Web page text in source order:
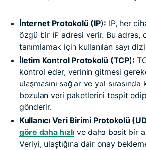
İnternet Protokolü (IP): IP, her
özgü bir IP adresi verir. Bu adres,
tanımlamak için kullanılan sayı
İletim Kontrol Protokolü (TCP):
kontrol eder, verinin gitmesi
ulaşmasını sağlar ve yol
bozulan veri paketlerini tespit
gönderir.
Kullanıcı Veri Birimi Protokolü
göre daha hızlı ve daha basit bir
Veriyi, ulaştığına dair onay